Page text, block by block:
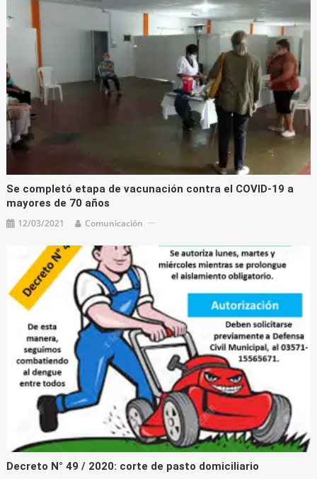
Se completó etapa de vacunación contra el COVID-19 a
mayores de 70 años
12/03/2021 Comunicación
Decreto N° 49 / 2020: corte de pasto domiciliario